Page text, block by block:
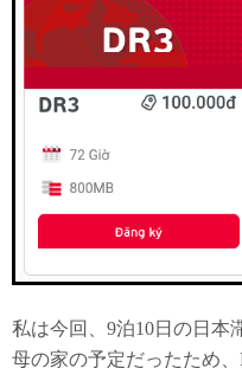
私は今回、9泊10日の日本
母の家の予定だったため